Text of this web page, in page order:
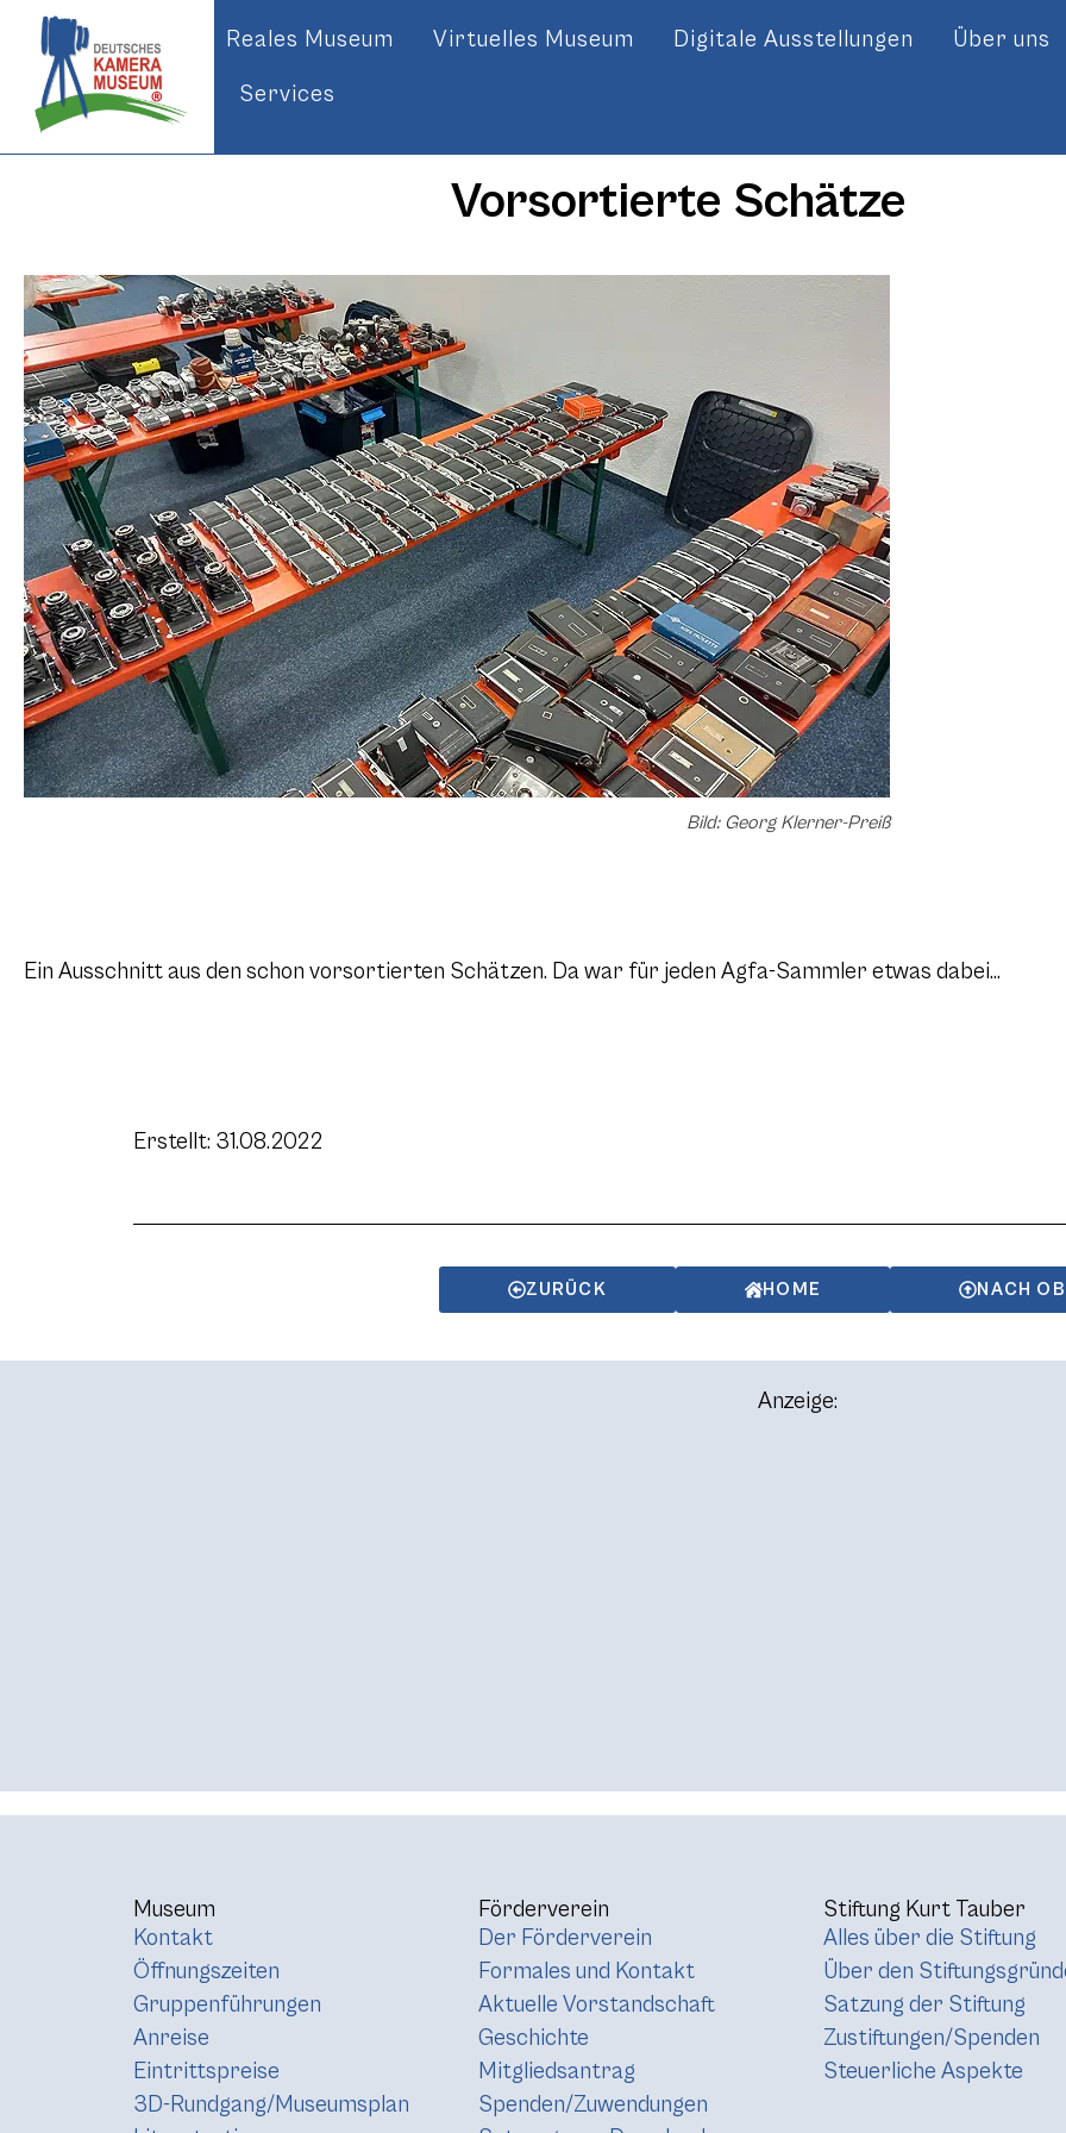
Reales Museum Virtuelles Museum Digitale Ausstellungen Über uns
Services
Vorsortierte Schätze
Bild: Georg Klerner-Preiß
Ein Ausschnitt aus den schon vorsortierten Schätzen. Da war für jeden Agfa-Sammler etwas dabei…
Erstellt: 31.08.2022
ZURÜCK HOME NACH
Anzeige:
Museum
Kontakt
Öffnungszeiten
Gruppenführungen
Anreise
Eintrittspreise
3D-Rundgang/Museumsplan
Förderverein
Der Förderverein
Formales und Kontakt
Aktuelle Vorstandschaft
Geschichte
Mitgliedsantrag
Spenden/Zuwendungen
Stiftung Kurt Tauber
Alles über die Stiftung
Über den
Satzung der Stiftung
Zustiftungen/Spenden
Steuerliche Aspekte